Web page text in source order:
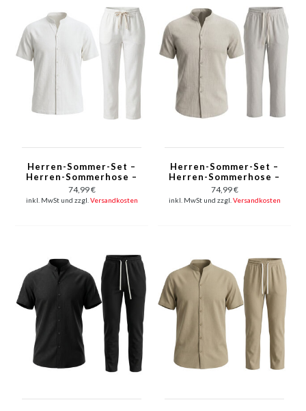
Herren-Sommer-Set –
Herren-Sommerhose –
Hemd und Hose –
Twinset – C211 – Weiß
74,99 €
inkl. MwSt und zzgl. Versandkosten
Herren-Sommer-Set –
Herren-Sommerhose –
Hemd und Hose –
Zweiteiler – C211 –
Grau
74,99 €
inkl. MwSt und zzgl. Versandkosten